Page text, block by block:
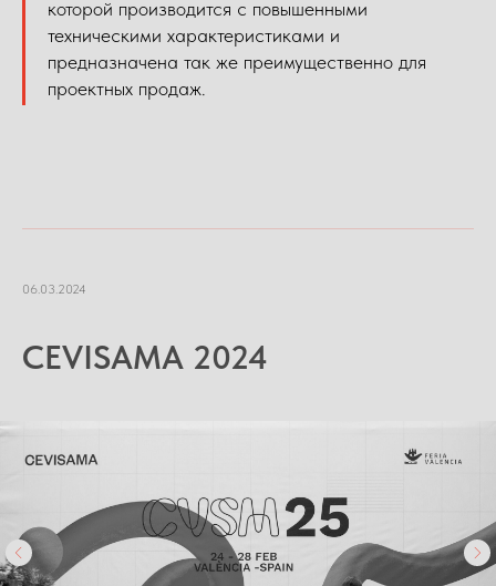
которой производится с повышенными
техническими характеристиками и
предназначена так же преимущественно для
проектных продаж.
06.03.2024
CEVISAMA 2024